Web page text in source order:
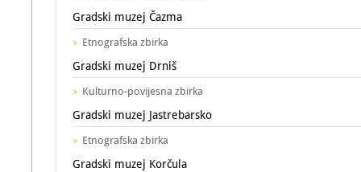
Gradski muzej Čazma
Etnografska zbirka
Gradski muzej Drniš
Kulturno-povijesna zbirka
Gradski muzej Jastrebarsko
Etnografska zbirka
Gradski muzej Korčula